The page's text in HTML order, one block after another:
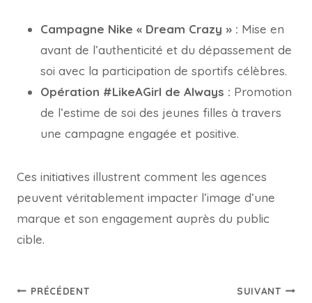
Campagne Nike « Dream Crazy » : Mise en
avant de l’authenticité et du dépassement de
soi avec la participation de sportifs célèbres.
Opération #LikeAGirl de Always : Promotion
de l’estime de soi des jeunes filles à travers
une campagne engagée et positive.
Ces initiatives illustrent comment les agences
peuvent véritablement impacter l’image d’une
marque et son engagement auprès du public
cible.
PRÉCÉDENT SUIVANT